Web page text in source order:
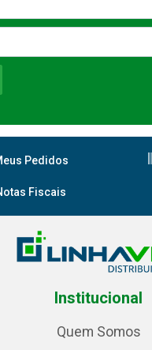
Pedidos
Fiscais
Institucional
Quem Somos